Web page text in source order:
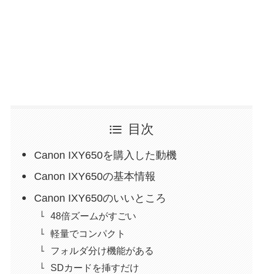
目次
Canon IXY650を購入した動機
Canon IXY650の基本情報
Canon IXY650のいいところ
48倍ズームがすごい
軽量でコンパクト
フォルダ分け機能がある
SDカードを挿すだけ